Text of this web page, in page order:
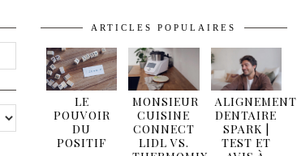
ARTICLES POPULAIRES
LE
POUVOIR
DU
POSITIF
MONSIEUR
CUISINE
CONNECT
LIDL VS.
ALIGNEMENT
DENTAIRE
SPARK |
TEST ET